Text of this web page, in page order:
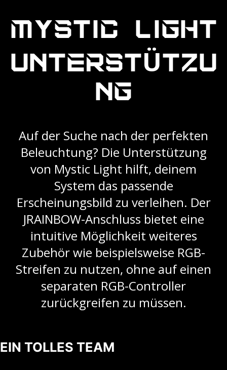
MYSTIC LIGHT
UNTERSTÜTZU
NG
Auf der Suche nach der perfekten
Beleuchtung? Die Unterstützung
von Mystic Light hilft, deinem
System das passende
Erscheinungsbild zu verleihen. Der
JRAINBOW-Anschluss bietet eine
intuitive Möglichkeit weiteres
Zubehör wie beispielsweise RGB-
Streifen zu nutzen, ohne auf einen
separaten RGB-Controller
zurückgreifen zu müssen.
EIN TOLLES TEAM